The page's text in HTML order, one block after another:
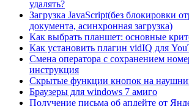
удалять?
Загрузка JavaScript(без блокировки
документа, асинхронная загрузка)
Как выбрать планшет: основные
Как установить плагин vidIQ для
Смена оператора с сохранением
инструкция
Скрытые функции кнопок на
Браузеры для windows 7 амиго
Получение письма об апдейте от